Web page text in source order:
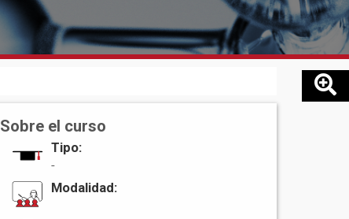
Sobre el curso
Tipo:
-
Modalidad: